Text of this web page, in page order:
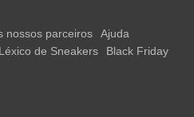
nossos parceiros
Ajuda
Léxico de Sneakers
Black Friday